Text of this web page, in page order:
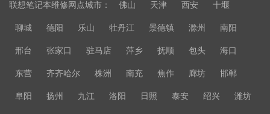
联想笔记本维修网点城市： 佛山 天津 西安 十堰
聊城 德阳 乐山 牡丹江 景德镇 滁州 南阳
邢台 张家口 驻马店 萍乡 抚顺 包头 海口
东营 齐齐哈尔 株洲 南充 焦作 廊坊 邯郸
阜阳 扬州 九江 洛阳 日照 泰安 绍兴 潍坊